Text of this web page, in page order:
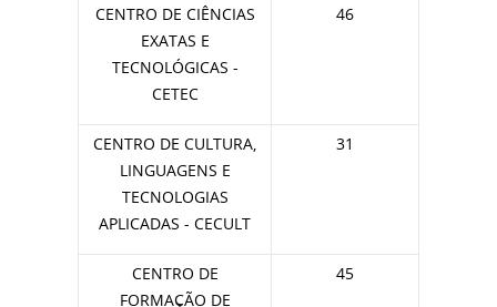
CENTRO DE CIÊNCIAS
EXATAS E
TECNOLÓGICAS -
CETEC
46
CENTRO DE CULTURA,
LINGUAGENS E
TECNOLOGIAS
APLICADAS - CECULT
31
CENTRO DE
FORMAÇÃO DE
45